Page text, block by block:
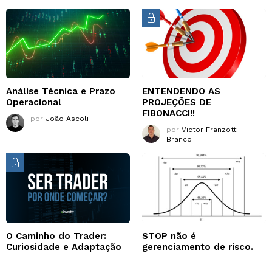
Análise Técnica e Prazo
Operacional
por João Ascoli
ENTENDENDO AS
PROJEÇÕES DE
FIBONACCI!!
por Victor Franzotti
Branco
O Caminho do Trader:
Curiosidade e Adaptação
STOP não é
gerenciamento de risco.